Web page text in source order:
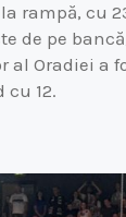
rampă, cu
de pe
Oradiei a
cu 12.